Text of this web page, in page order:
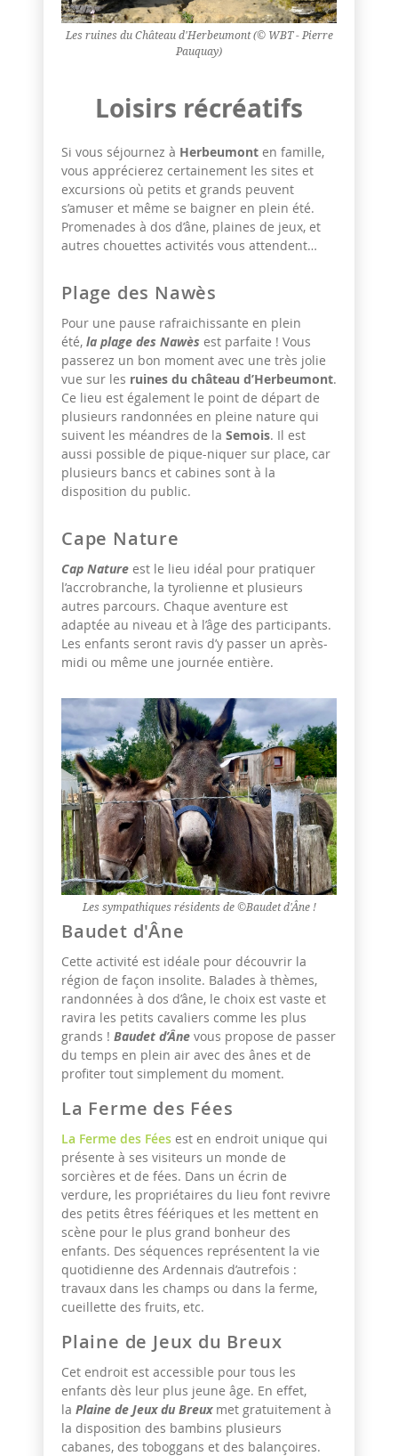
Les ruines du Château d'Herbeumont (© WBT - Pierre
Pauquay)
Loisirs récréatifs
Si vous séjournez à Herbeumont en famille,
vous apprécierez certainement les sites et
excursions où petits et grands peuvent
s’amuser et même se baigner en plein été.
Promenades à dos d’âne, plaines de jeux, et
autres chouettes activités vous attendent…
Plage des Nawès
Pour une pause rafraichissante en plein
été, la plage des Nawès est parfaite ! Vous
passerez un bon moment avec une très jolie
vue sur les ruines du château d’Herbeumont.
Ce lieu est également le point de départ de
plusieurs randonnées en pleine nature qui
suivent les méandres de la Semois. Il est
aussi possible de pique-niquer sur place, car
plusieurs bancs et cabines sont à la
disposition du public.
Cape Nature
Cap Nature est le lieu idéal pour pratiquer
l’accrobranche, la tyrolienne et plusieurs
autres parcours. Chaque aventure est
adaptée au niveau et à l’âge des participants.
Les enfants seront ravis d’y passer un après-
midi ou même une journée entière.
Les sympathiques résidents de ©Baudet d'Âne !
Baudet d'Âne
Cette activité est idéale pour découvrir la
région de façon insolite. Balades à thèmes,
randonnées à dos d’âne, le choix est vaste et
ravira les petits cavaliers comme les plus
grands ! Baudet d’Âne vous propose de passer
du temps en plein air avec des ânes et de
profiter tout simplement du moment.
La Ferme des Fées
La Ferme des Fées est en endroit unique qui
présente à ses visiteurs un monde de
sorcières et de fées. Dans un écrin de
verdure, les propriétaires du lieu font revivre
des petits êtres féériques et les mettent en
scène pour le plus grand bonheur des
enfants. Des séquences représentent la vie
quotidienne des Ardennais d’autrefois :
travaux dans les champs ou dans la ferme,
cueillette des fruits, etc.
Plaine de Jeux du Breux
Cet endroit est accessible pour tous les
enfants dès leur plus jeune âge. En effet,
la Plaine de Jeux du Breuxmet gratuitement à
la disposition des bambins plusieurs
cabanes, des toboggans et des balançoires.